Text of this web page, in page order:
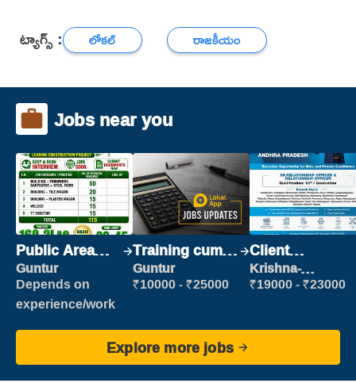
ట్యాగ్స్ : లోకల్ రాజకీయం
Jobs near you
Public Area
Cleaner
Guntur
Depends on
experience/work
Training cum
Placement
Guntur
₹10000 - ₹25000
Client
Relationship
Executive
Krishna-
vijayawada
₹19000 - ₹23000
Explore more jobs